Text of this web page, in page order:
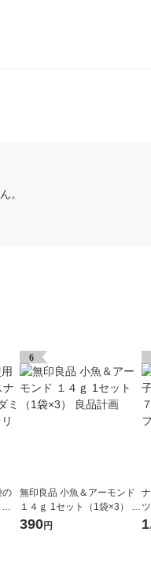
。
の
6
無印良品 小魚＆アーモンド
１４ｇ 1セット（1袋×3） 良
品計画
390円